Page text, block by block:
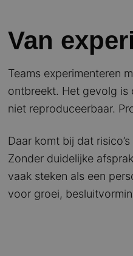
Van
Teams experimenteren
ontbreekt. Het gevolg is
niet reproduceerbaar.
Daar komt bij dat
Zonder duidelijke
vaak steken als een
voor groei,